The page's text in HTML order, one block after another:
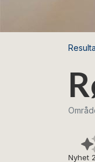
Nyhet